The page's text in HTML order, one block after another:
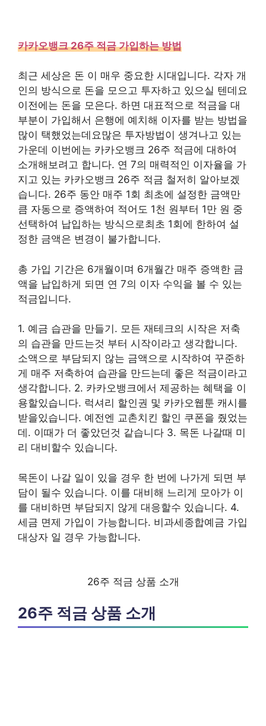
카카오뱅크 26주 적금 가입하는 방법
최근 세상은 돈 이 매우 중요한 시대입니다. 각자 개
인의 방식으로 돈을 모으고 투자하고 있으실 텐데요
이전에는 돈을 모은다. 하면 대표적으로 적금을 대
부분이 가입해서 은행에 예치해 이자를 받는 방법을
많이 택했었는데요많은 투자방법이 생겨나고 있는
가운데 이번에는 카카오뱅크 26주 적금에 대하여
소개해보려고 합니다. 연 7의 매력적인 이자율을 가
지고 있는 카카오뱅크 26주 적금 철저히 알아보겠
습니다. 26주 동안 매주 1회 최초에 설정한 금액만
큼 자동으로 증액하여 적어도 1천 원부터 1만 원 중
선택하여 납입하는 방식으로최초 1회에 한하여 설
정한 금액은 변경이 불가합니다.
총 가입 기간은 6개월이며 6개월간 매주 증액한 금
액을 납입하게 되면 연 7의 이자 수익을 볼 수 있는
적금입니다.
1. 예금 습관을 만들기. 모든 재테크의 시작은 저축
의 습관을 만드는것 부터 시작이라고 생각합니다.
소액으로 부담되지 않는 금액으로 시작하여 꾸준하
게 매주 저축하여 습관을 만드는데 좋은 적금이라고
생각합니다. 2. 카카오뱅크에서 제공하는 혜택을 이
용할있습니다. 럭셔리 할인권 및 카카오웹툰 캐시를
받을있습니다. 예전엔 교촌치킨 할인 쿠폰을 줬었는
데. 이때가 더 좋았던것 같습니다 3. 목돈 나갈때 미
리 대비할수 있습니다.
목돈이 나갈 일이 있을 경우 한 번에 나가게 되면 부
담이 될수 있습니다. 이를 대비해 느리게 모아가 이
를 대비하면 부담되지 않게 대응할수 있습니다. 4.
세금 면제 가입이 가능합니다. 비과세종합예금 가입
대상자 일 경우 가능합니다.
26주 적금 상품 소개
26주 적금 상품 소개